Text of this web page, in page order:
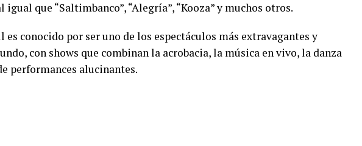
que “Saltimbanco”, “Alegría”, “Kooza” y muchos otros.
es conocido por ser uno de los espectáculos más extravagantes y
con shows que combinan la acrobacia, la música en vivo, la danza
performances alucinantes.